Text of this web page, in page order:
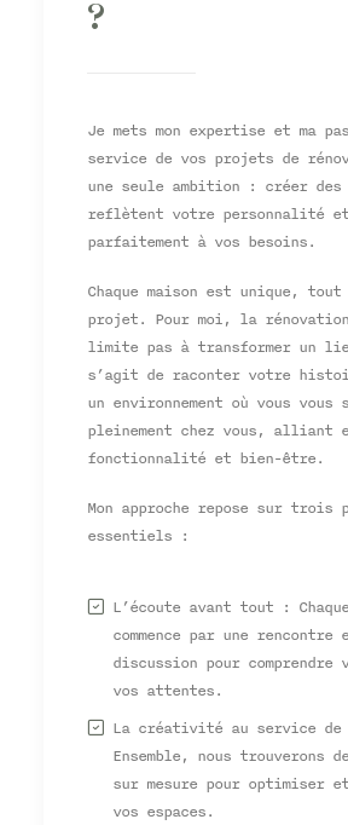
?
Je mets mon expertise et ma
service de vos projets de
une seule ambition : créer des
reflètent votre personnalité et
parfaitement à vos besoins.
Chaque maison est unique, tout
projet. Pour moi, la
limite pas à transformer un
s’agit de raconter votre
un environnement où vous vous
pleinement chez vous, alliant
fonctionnalité et bien-être.
Mon approche repose sur
essentiels :
L’écoute avant tout :
commence par une rencontre
discussion pour comprendre
vos attentes.
La créativité au service de
Ensemble, nous trouverons
sur mesure pour optimiser
vos espaces.